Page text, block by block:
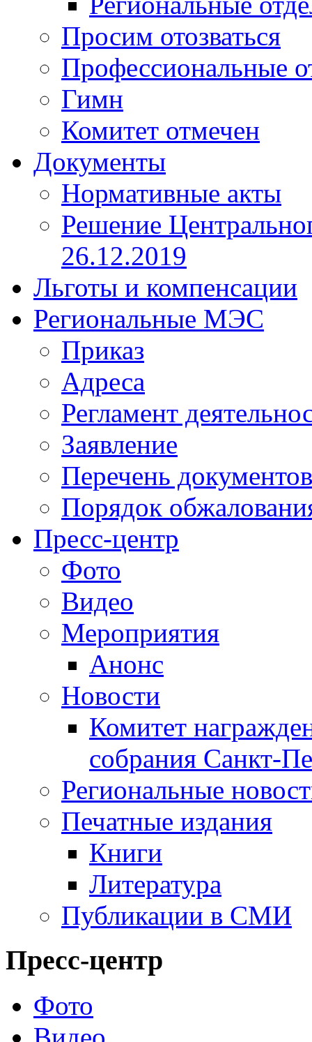
Просим отозваться
Профессиональные
Гимн
Комитет отмечен
Документы
Нормативные акты
Решение
26.12.2019
Льготы и компенсации
Региональные МЭС
Приказ
Адреса
Регламент
Заявление
Перечень документов
Порядок
Пресс-центр
Фото
Видео
Мероприятия
Анонс
Новости
Комитет
собрания Санкт-
Региональные
Печатные издания
Книги
Литература
Публикации в СМИ
Пресс-центр
Фото